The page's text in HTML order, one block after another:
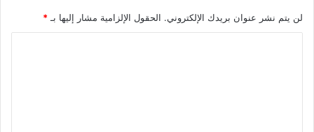
لن يتم نشر عنوان بريدك الإلكتروني. الحقول الإلزامية مشار إليها بـ *